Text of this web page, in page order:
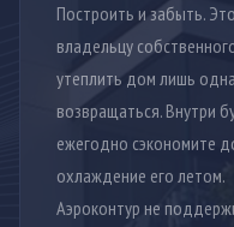
Построить и забыть.
владельцу
утеплить дом лишь
возвращаться. Внутри
ежегодно сэкономите
охлаждение его летом.
Аэроконтур не